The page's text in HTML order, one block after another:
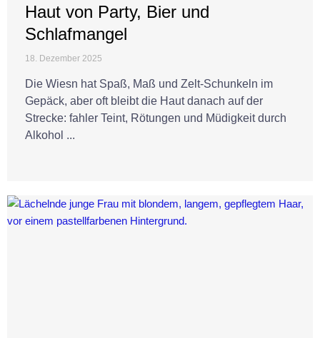
Haut von Party, Bier und
Schlafmangel
18. Dezember 2025
Die Wiesn hat Spaß, Maß und Zelt-Schunkeln im
Gepäck, aber oft bleibt die Haut danach auf der
Strecke: fahler Teint, Rötungen und Müdigkeit durch
Alkohol ...